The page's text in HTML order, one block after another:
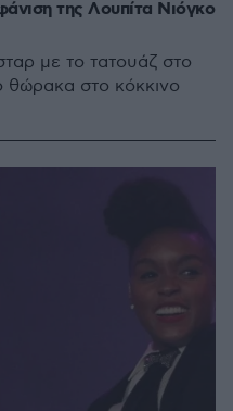
της Λουπίτα Νιόγκο
με το τατουάζ στο
θώρακα στο κόκκινο